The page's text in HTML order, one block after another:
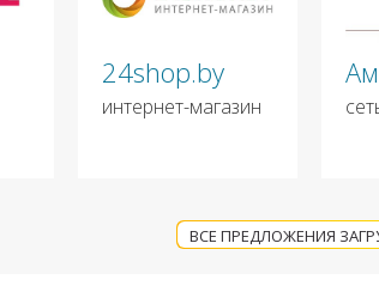
24shop.by
интернет-магазин
ВСЕ ПРЕДЛОЖЕНИЯ